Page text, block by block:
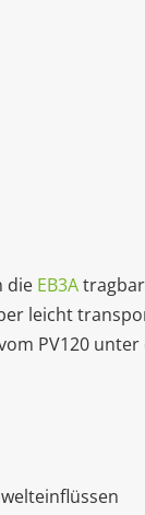
die EB3A
leicht
PV120